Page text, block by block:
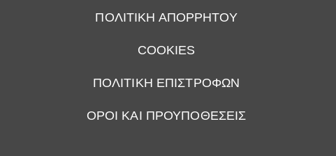
ΠΟΛΙΤΙΚΗ ΑΠΟΡΡΗΤΟΥ
COOKIES
ΠΟΛΙΤΙΚΗ ΕΠΙΣΤΡΟΦΩΝ
ΟΡΟΙ ΚΑΙ ΠΡΟΥΠΟΘΕΣΕΙΣ